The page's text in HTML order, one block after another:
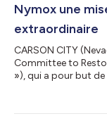
Nymox une
extraordinaire
CARSON CITY
Committee to
»), qui a pour but
Nymox la